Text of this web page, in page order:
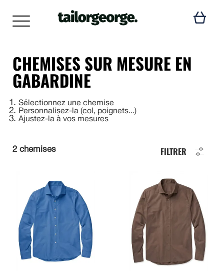
CHEMISES SUR MESURE EN
GABARDINE
1 Sélectionnez une chemise
2 Personnalisez-la (col, poignets...)
3 Ajustez-la à vos mesures
2 chemises FILTRER